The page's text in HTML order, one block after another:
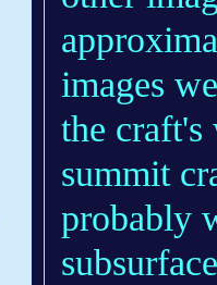
images
the craft's
summit
probably